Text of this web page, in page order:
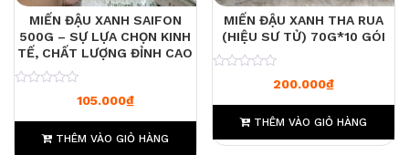
MIẾN ĐẬU XANH SAIFON
500G – SỰ LỰA CHỌN KINH
TẾ, CHẤT LƯỢNG ĐỈNH CAO
105.000₫
THÊM VÀO GIỎ HÀNG
MIẾN ĐẬU XANH THA RUA
(HIỆU SƯ TỬ) 70G*10 GÓI
200.000₫
THÊM VÀO GIỎ HÀNG